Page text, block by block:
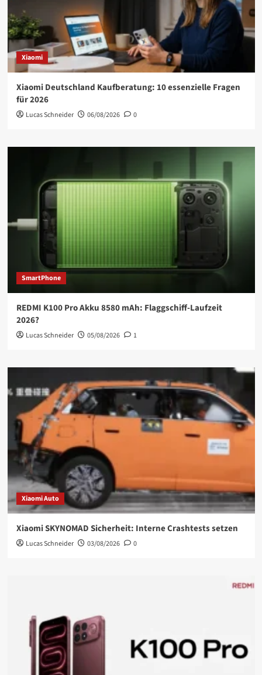
Xiaomi
Xiaomi Deutschland Kaufberatung: 10 essenzielle Fragen
für 2026
Lucas Schneider 06/08/2026 0
SmartPhone
REDMI K100 Pro Akku 8580 mAh: Flaggschiff-Laufzeit
2026?
Lucas Schneider 05/08/2026 1
Xiaomi Auto
Xiaomi SKYNOMAD Sicherheit: Interne Crashtests setzen
Lucas Schneider 03/08/2026 0